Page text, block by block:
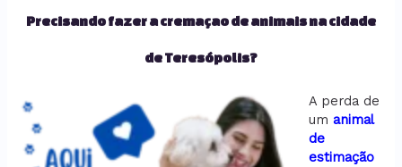
Precisando fazer a cremaçao de animais na cidade
de Teresópolis?
A perda de
umanimal
de
estimação